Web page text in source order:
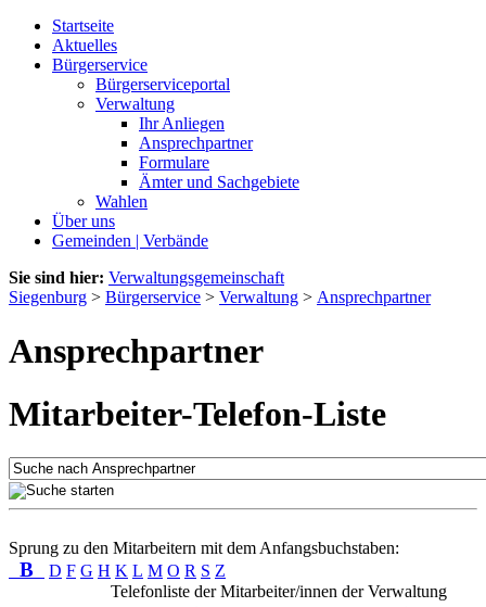
Startseite
Aktuelles
Bürgerservice
Bürgerserviceportal
Verwaltung
Ihr Anliegen
Ansprechpartner
Formulare
Ämter und Sachgebiete
Wahlen
Über uns
Gemeinden | Verbände
Sie sind hier: Verwaltungsgemeinschaft
Siegenburg > Bürgerservice > Verwaltung > Ansprechpartner
Ansprechpartner
Mitarbeiter-Telefon-Liste
Sprung zu den Mitarbeitern mit dem Anfangsbuchstaben:
B D F G H K L M O R S Z
Telefonliste der Mitarbeiter/innen der Verwaltung